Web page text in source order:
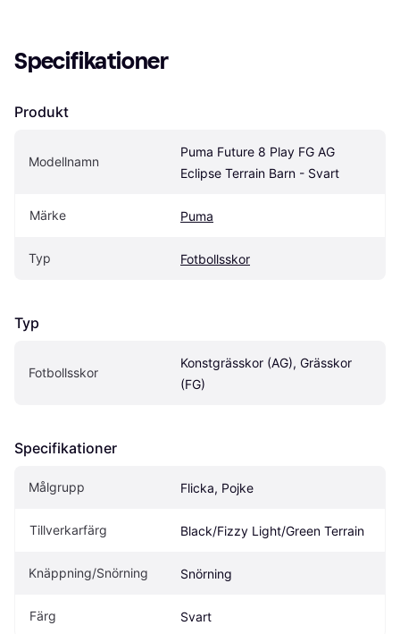
Specifikationer
Produkt
Modellnamn
Puma Future 8 Play FG AG
Eclipse Terrain Barn - Svart
Märke Puma
Typ Fotbollsskor
Typ
Fotbollsskor
Konstgrässkor (AG), Grässkor
(FG)
Specifikationer
Målgrupp Flicka, Pojke
Tillverkarfärg Black/Fizzy Light/Green Terrain
Knäppning/Snörning Snörning
Färg Svart